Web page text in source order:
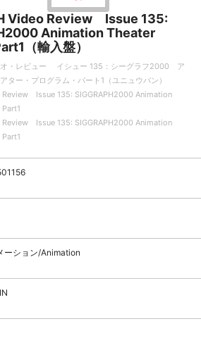
Video Review Issue 135:
Animation Theater
（輸入盤）
オ・レビュー イシュー 135：シーグラフ2000 ア
ター・プログラム・パート1（ユニュウバン）
Review Issue 135: SIGGRAPH2000 Animation
Review Issue 135: SIGGRAPH2000 Animation
ーション/Animation